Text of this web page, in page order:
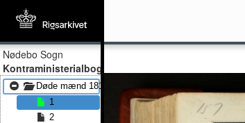
Nødebo Sogn
Kontraministerialbog
Døde mænd 1816 - Døde mænd 1850
1
2